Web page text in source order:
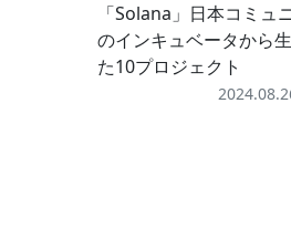
「Solana」日本コミュ
のインキュベータから
た10プロジェクト